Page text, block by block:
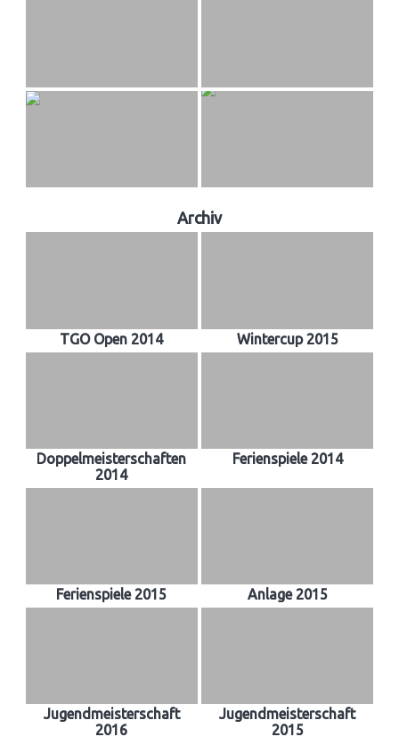
Archiv
TGO Open 2014 Wintercup 2015
Doppelmeisterschaften
2014
Ferienspiele 2014
Ferienspiele 2015 Anlage 2015
Jugendmeisterschaft
2016
Jugendmeisterschaft
2015